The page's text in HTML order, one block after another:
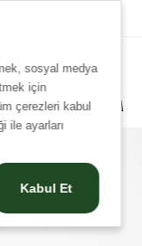
sosyal medya
için
çerezleri kabul
ile ayarları
Kabul Et